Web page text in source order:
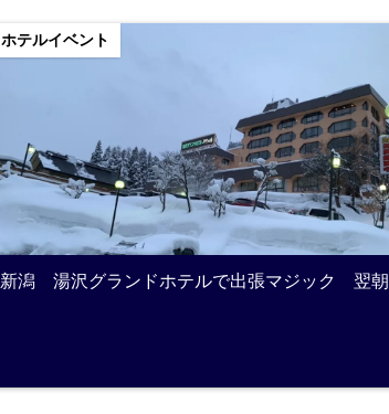
ホテルイベント
新潟 湯沢グランドホテルで出張マジック 翌朝